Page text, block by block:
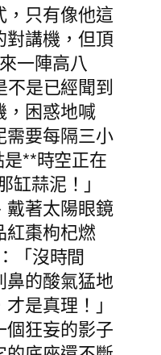
，只有像他這
對講機，但頂
一陣高八
是已經聞到
，困惑地喊
需要每隔三小
**時空正在
蒜泥！」
戴著太陽眼鏡
紅棗枸杞燃
「沒時間
鼻的酸氣猛地
是真理！」
個狂妄的影子